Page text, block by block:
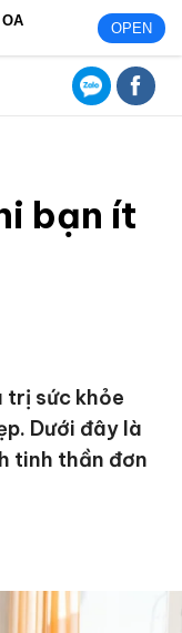
OPEN
bạn ít
trị sức khỏe
Dưới đây là
tinh thần đơn